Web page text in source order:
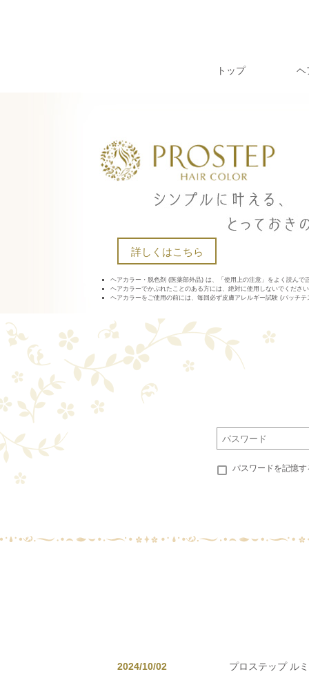
トップ ヘ
詳しくはこちら
ヘアカラー・脱色剤 (医薬部外品) は、「使用上の注意」をよく読んで
ヘアカラーでかぶれたことのある方には、絶対に使用しないでくださ
ヘアカラーをご使用の前には、毎回必ず皮膚アレルギー試験 (パッチ
パスワードを記憶す
2024/10/02 プロステップ ル